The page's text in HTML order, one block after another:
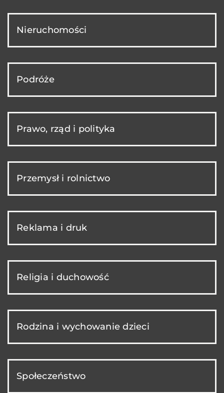
Nieruchomości
Podróże
Prawo, rząd i polityka
Przemysł i rolnictwo
Reklama i druk
Religia i duchowość
Rodzina i wychowanie dzieci
Społeczeństwo